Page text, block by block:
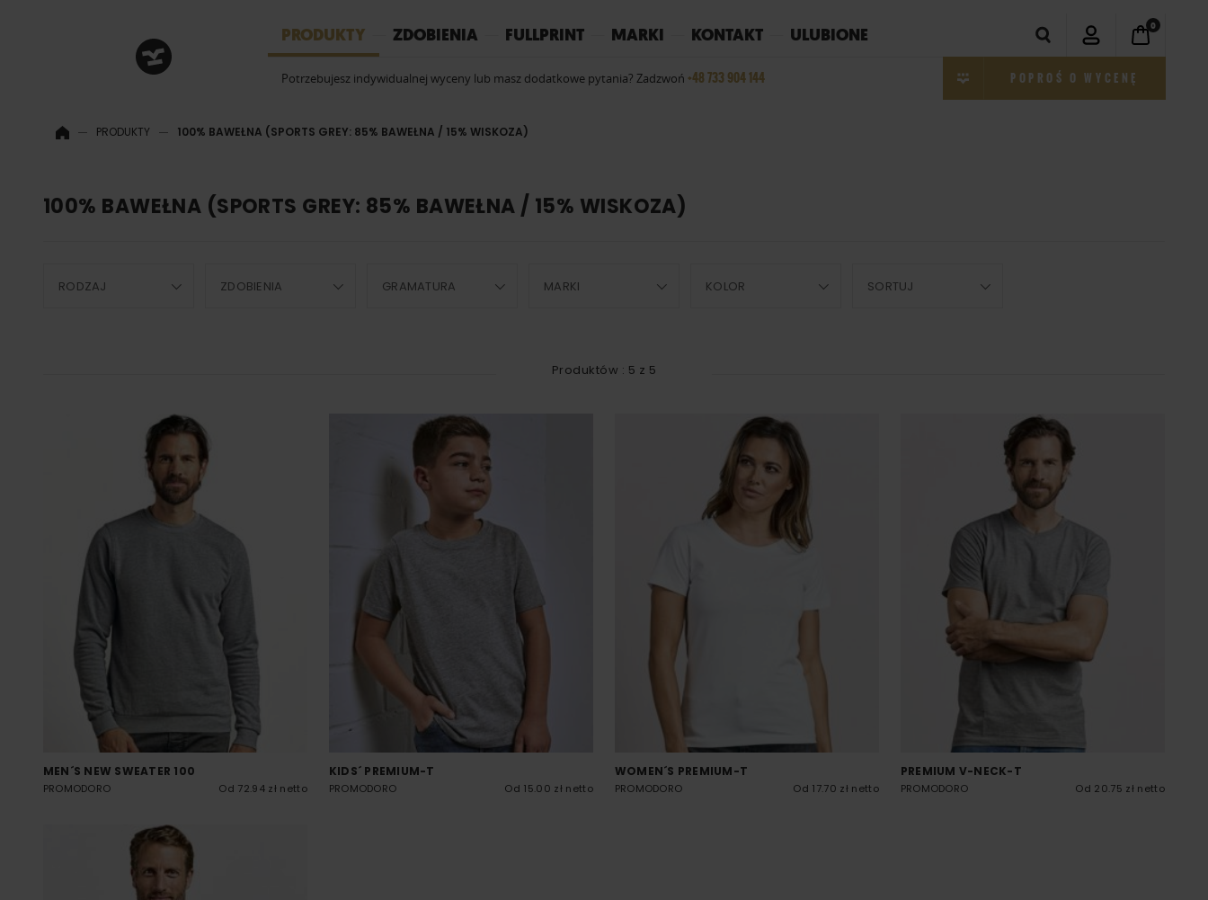
PRODUKTY ZDOBIENIA FULLPRINT MARKI KONTAKT ULUBIONE
Potrzebujesz indywidualnej wyceny lub masz dodatkowe pytania? Zadzwoń +48 733 904 144
0
POPROŚ O WYCENĘ
PRODUKTY 100% BAWEŁNA (SPORTS GREY: 85% BAWEŁNA / 15% WISKOZA)
100% BAWEŁNA (SPORTS GREY: 85% BAWEŁNA / 15% WISKOZA)
RODZAJ ZDOBIENIA GRAMATURA MARKI KOLOR SORTUJ
Produktów : 5 z 5
MEN´S NEW SWEATER 100
PROMODORO Od 72.94 zł netto
KIDS´ PREMIUM-T
PROMODORO Od 15.00 zł netto
WOMEN´S PREMIUM-T
PROMODORO Od 17.70 zł netto
PREMIUM V-NECK-T
PROMODORO Od 20.75 zł netto